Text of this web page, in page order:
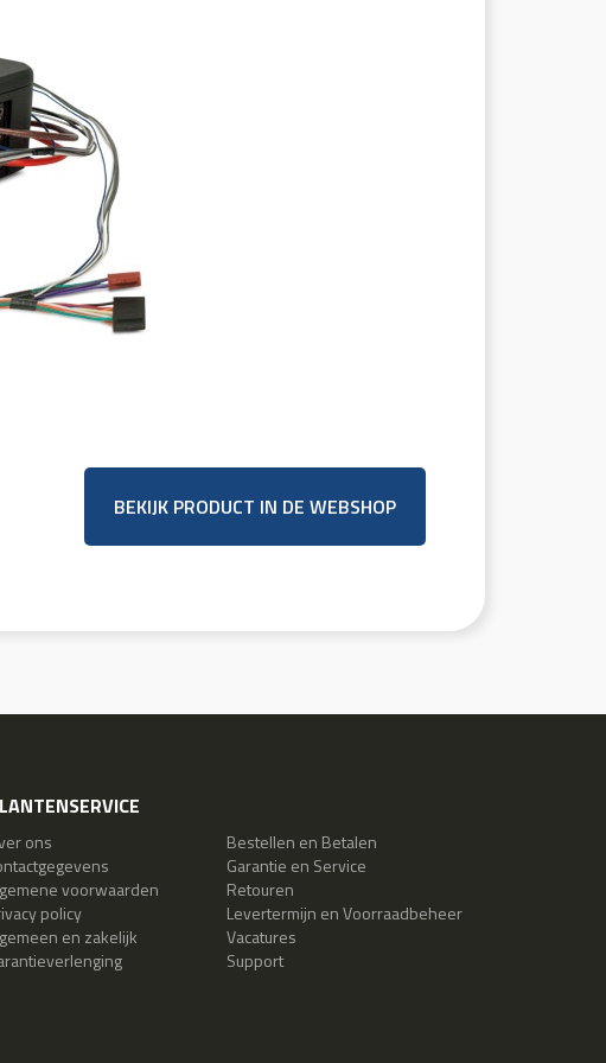
BEKIJK PRODUCT IN DE WEBSHOP
ons
voorwaarden
policy
en zakelijk
Bestellen en Betalen
Garantie en Service
Retouren
Levertermijn en Voorraadbeheer
Vacatures
Support